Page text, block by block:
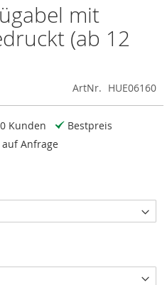
mit
(ab 12
ArtNr. HUE06160
Kunden
Bestpreis
auf Anfrage